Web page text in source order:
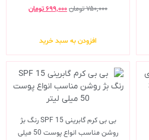
۷۵۰,۰۰۰تومان۶۹۹,۰۰۰تومان
افزودن به سبد خرید
بی بی کرم گابرینی SPF 15 رنگ بژ
روشن مناسب انواع پوست 50 میلی